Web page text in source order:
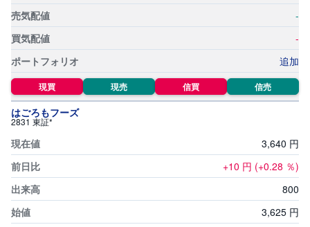
店
頭
C
F
D
S
T(
セ
キ
リ
テ
ィ
・
ト
ー
ク
ン
)
-
-
追加
現買 現売 信買 信売
はごろもフーズ
2831 東証*
3,640 円
+10 円 (+0.28 ％)
800
3,625 円